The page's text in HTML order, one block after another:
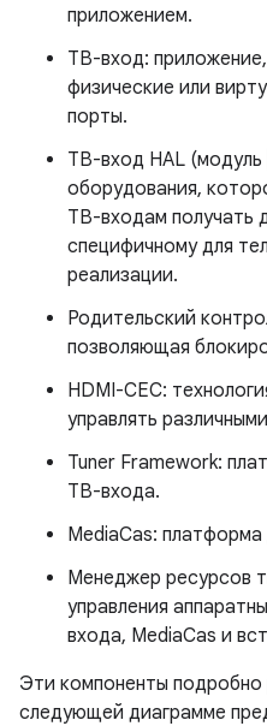
приложением.
ТВ-вход:
физические или
порты.
ТВ-вход HAL (модуль
оборудования,
ТВ-входам получать
специфичному для
реализации.
Родительский
позволяющая
HDMI-CEC:
управлять
Tuner Framework:
ТВ-входа.
MediaCas:
Менеджер ресурсов
управления
входа, MediaCas и
Эти компоненты
следующей диаграмме